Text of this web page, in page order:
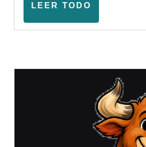
LEER TODO